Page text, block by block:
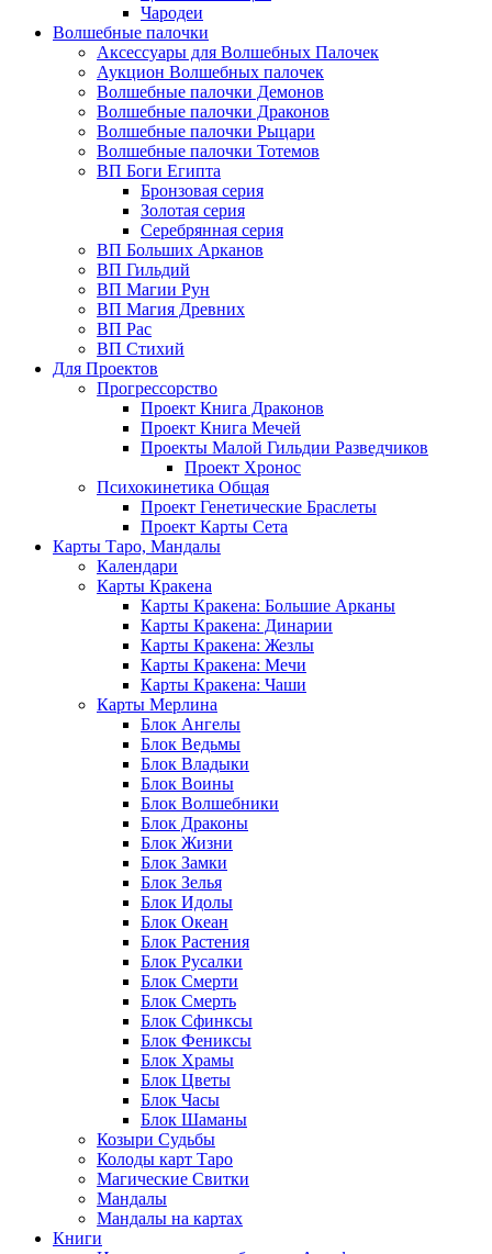
Чародеи
Волшебные палочки
Аксессуары для Волшебных Палочек
Аукцион Волшебных палочек
Волшебные палочки Демонов
Волшебные палочки Драконов
Волшебные палочки Рыцари
Волшебные палочки Тотемов
ВП Боги Египта
Бронзовая серия
Золотая серия
Серебрянная серия
ВП Больших Арканов
ВП Гильдий
ВП Магии Рун
ВП Магия Древних
ВП Рас
ВП Стихий
Для Проектов
Прогрессорство
Проект Книга Драконов
Проект Книга Мечей
Проекты Малой Гильдии Разведчиков
Проект Хронос
Психокинетика Общая
Проект Генетические Браслеты
Проект Карты Сета
Карты Таро, Мандалы
Календари
Карты Кракена
Карты Кракена: Большие Арканы
Карты Кракена: Динарии
Карты Кракена: Жезлы
Карты Кракена: Мечи
Карты Кракена: Чаши
Карты Мерлина
Блок Ангелы
Блок Ведьмы
Блок Владыки
Блок Воины
Блок Волшебники
Блок Драконы
Блок Жизни
Блок Замки
Блок Зелья
Блок Идолы
Блок Океан
Блок Растения
Блок Русалки
Блок Смерти
Блок Смерть
Блок Сфинксы
Блок Фениксы
Блок Храмы
Блок Цветы
Блок Часы
Блок Шаманы
Козыри Судьбы
Колоды карт Таро
Магические Свитки
Мандалы
Мандалы на картах
Книги